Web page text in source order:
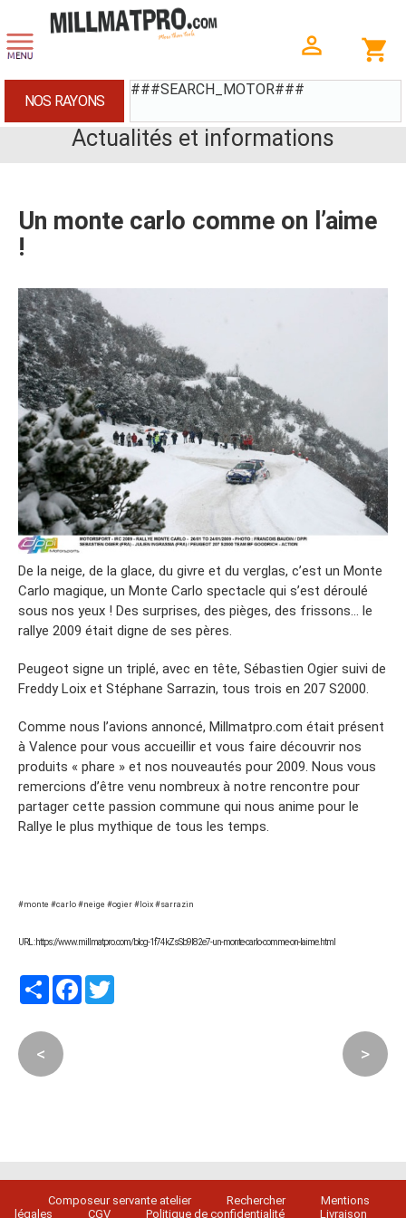
###SEARCH_MOTOR###
NOS RAYONS
Actualités et informations
Un monte carlo comme on l’aime
!
De la neige, de la glace, du givre et du verglas, c’est un Monte
Carlo magique, un Monte Carlo spectacle qui s’est déroulé
sous nos yeux ! Des surprises, des pièges, des frissons… le
rallye 2009 était digne de ses pères.
Peugeot signe un triplé, avec en tête, Sébastien Ogier suivi de
Freddy Loix et Stéphane Sarrazin, tous trois en 207 S2000.
Comme nous l’avions annoncé, Millmatpro.com était présent
à Valence pour vous accueillir et vous faire découvrir nos
produits « phare » et nos nouveautés pour 2009. Nous vous
remercions d’être venu nombreux à notre rencontre pour
partager cette passion commune qui nous anime pour le
Rallye le plus mythique de tous les temps.
#monte #carlo #neige #ogier #loix #sarrazin
URL : https://www.millmatpro.com/blog-1f74kZsSb9l82e7-un-monte-carlo-comme-on-laime.html
PartagerFacebook
< >
Composeur servante atelier Rechercher
Mentions
légales
CGV Politique de confidentialité Livraison